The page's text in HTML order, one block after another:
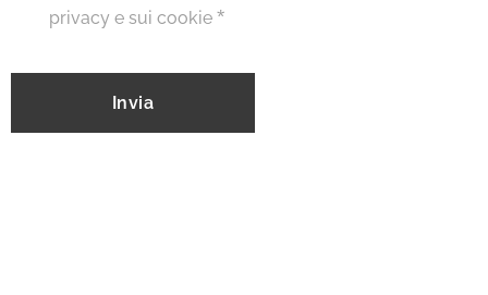
privacy e sui cookie
Invia